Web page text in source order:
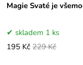
Magie Svaté je
skladem 1 ks
195 Kč 229 Kč